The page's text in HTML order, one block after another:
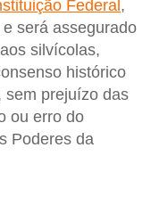
Federal ,
será assegurado
silvícolas,
histórico
sem prejuízo das
ou erro do
Poderes da